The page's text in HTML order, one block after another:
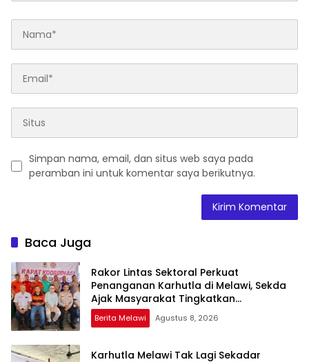
Simpan nama, email, dan situs web saya pada
peramban ini untuk komentar saya berikutnya.
Baca Juga
Rakor Lintas Sektoral Perkuat
Penanganan Karhutla di Melawi, Sekda
Ajak Masyarakat Tingkatkan
Kewaspadaan
Berita Melawi Agustus 8, 2026
Karhutla Melawi Tak Lagi Sekadar